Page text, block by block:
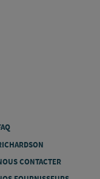
CONTACTER